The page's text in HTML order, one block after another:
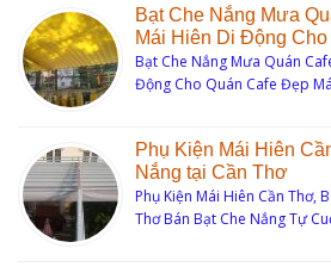
Bạt Che Nắng Mưa
Mái Hiên Di Động
Bạt Che Nắng Mưa Quán
Động Cho Quán Cafe Đẹp
Phụ Kiện Mái Hiên
Nắng tại Cần Thơ
Phụ Kiện Mái Hiên Cần Thơ,
Thơ Bán Bạt Che Nắng Tự